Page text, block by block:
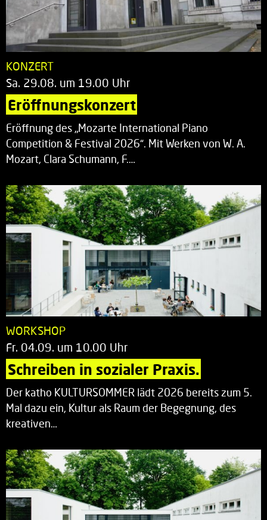
KONZERT
Sa. 29.08. um 19.00 Uhr
Eröffnungskonzert
Eröffnung des „Mozarte International Piano
Competition & Festival 2026“. Mit Werken von W. A.
Mozart, Clara Schumann, F.…
WORKSHOP
Fr. 04.09. um 10.00 Uhr
Schreiben in sozialer Praxis.
Der katho KULTURSOMMER lädt 2026 bereits zum 5.
Mal dazu ein, Kultur als Raum der Begegnung, des
kreativen…